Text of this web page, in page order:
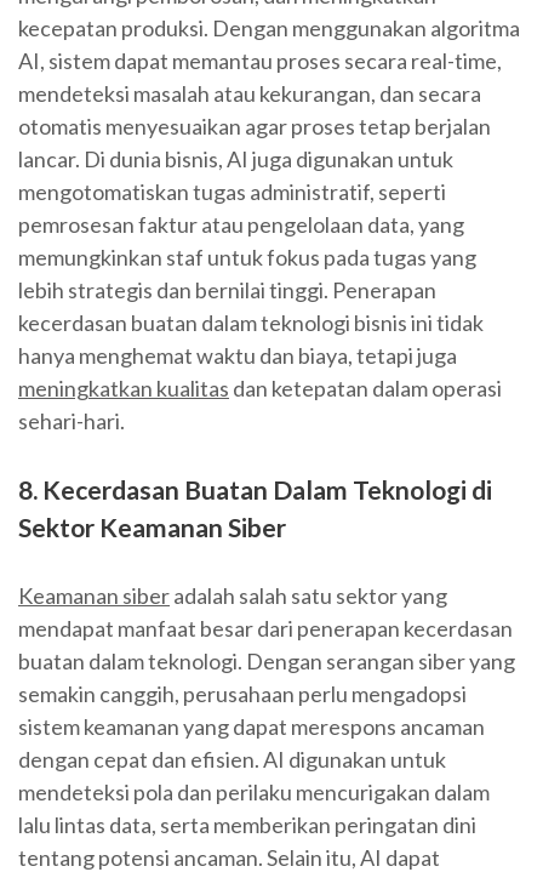
kecepatan produksi. Dengan menggunakan algoritma
AI, sistem dapat memantau proses secara real-time,
mendeteksi masalah atau kekurangan, dan secara
otomatis menyesuaikan agar proses tetap berjalan
lancar. Di dunia bisnis, AI juga digunakan untuk
mengotomatiskan tugas administratif, seperti
pemrosesan faktur atau pengelolaan data, yang
memungkinkan staf untuk fokus pada tugas yang
lebih strategis dan bernilai tinggi. Penerapan
kecerdasan buatan dalam teknologi bisnis ini tidak
hanya menghemat waktu dan biaya, tetapi juga
meningkatkan kualitas dan ketepatan dalam operasi
sehari-hari.
8. Kecerdasan Buatan Dalam Teknologi di
Sektor Keamanan Siber
Keamanan siberadalah salah satu sektor yang
mendapat manfaat besar dari penerapan kecerdasan
buatan dalam teknologi. Dengan serangan siber yang
semakin canggih, perusahaan perlu mengadopsi
sistem keamanan yang dapat merespons ancaman
dengan cepat dan efisien. AI digunakan untuk
mendeteksi pola dan perilaku mencurigakan dalam
lalu lintas data, serta memberikan peringatan dini
tentang potensi ancaman. Selain itu, AI dapat